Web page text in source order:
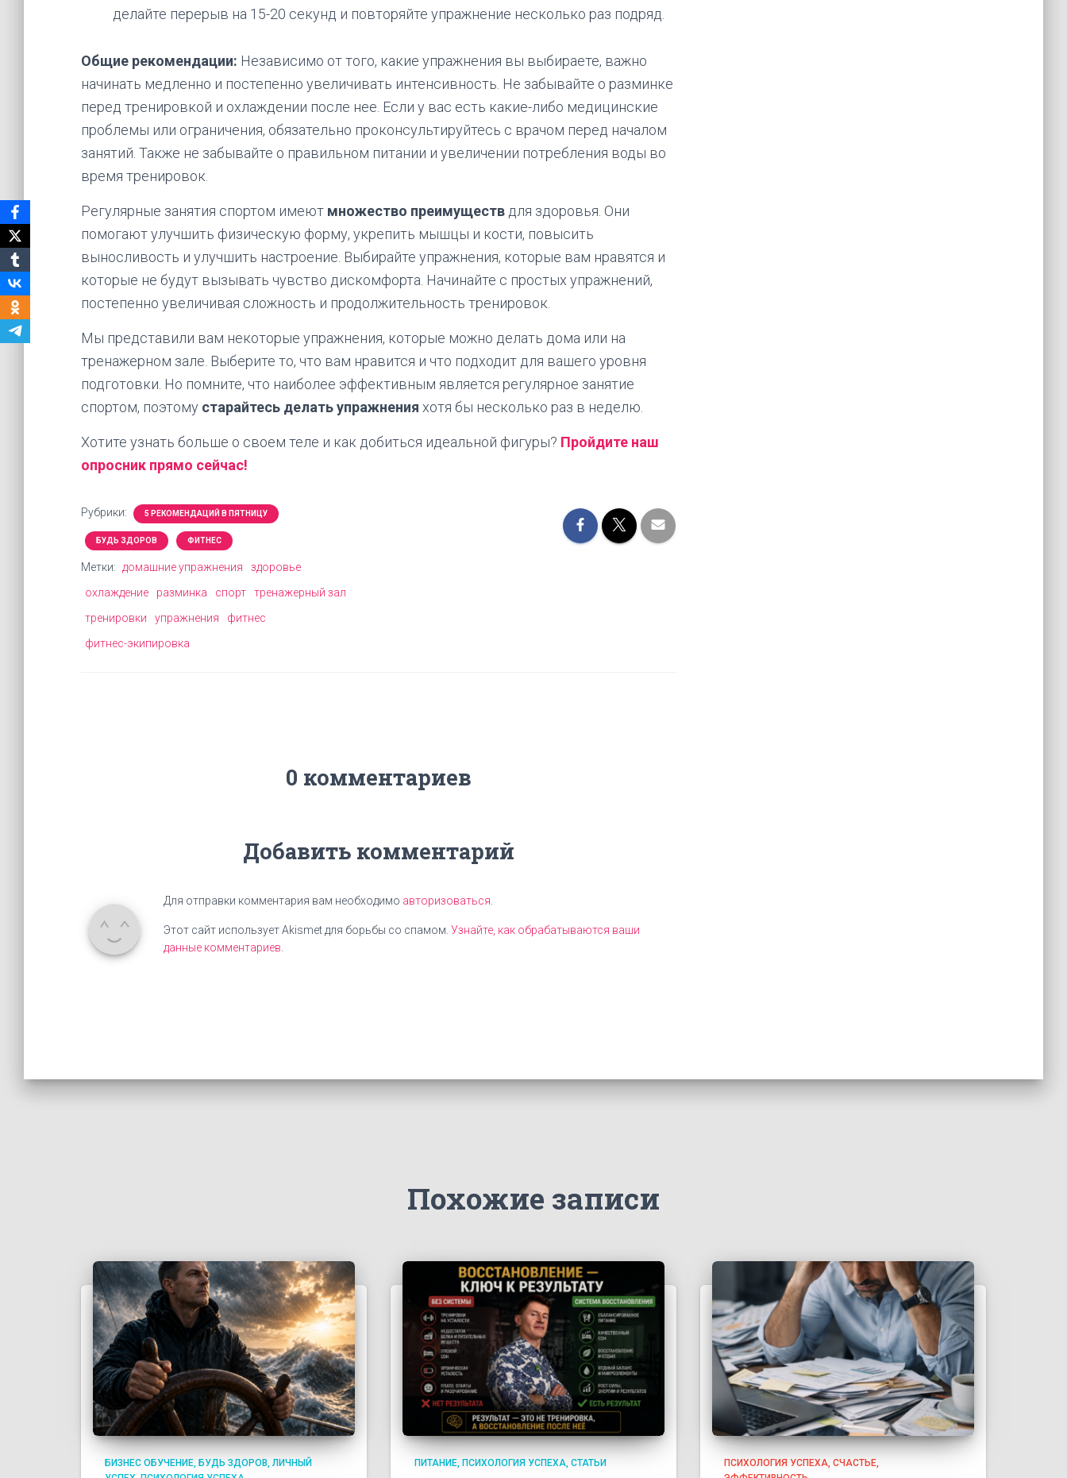
делайте перерыв на 15-20 секунд и повторяйте упражнение несколько раз подряд.
Общие рекомендации: Независимо от того, какие упражнения вы выбираете, важно
начинать медленно и постепенно увеличивать интенсивность. Не забывайте о разминке
перед тренировкой и охлаждении после нее. Если у вас есть какие-либо медицинские
проблемы или ограничения, обязательно проконсультируйтесь с врачом перед началом
занятий. Также не забывайте о правильном питании и увеличении потребления воды во
время тренировок.
Регулярные занятия спортом имеют множество преимуществ для здоровья. Они
помогают улучшить физическую форму, укрепить мышцы и кости, повысить
выносливость и улучшить настроение. Выбирайте упражнения, которые вам нравятся и
которые не будут вызывать чувство дискомфорта. Начинайте с простых упражнений,
постепенно увеличивая сложность и продолжительность тренировок.
Мы представили вам некоторые упражнения, которые можно делать дома или на
тренажерном зале. Выберите то, что вам нравится и что подходит для вашего уровня
подготовки. Но помните, что наиболее эффективным является регулярное занятие
спортом, поэтому старайтесь делать упражнения хотя бы несколько раз в неделю.
Хотите узнать больше о своем теле и как добиться идеальной фигуры? Пройдите наш
опросник прямо сейчас!
Рубрики: 5 РЕКОМЕНДАЦИЙ В ПЯТНИЦУ
БУДЬ ЗДОРОВ ФИТНЕС
Метки: домашние упражнения
здоровье
охлаждение
разминка спорт
тренажерный зал
тренировки
упражнения
фитнес
фитнес-экипировка
0 комментариев
Добавить комментарий
Для отправки комментария вам необходимо авторизоваться
Этот сайт использует Akismet для борьбы со спамом. Узнайте, как обрабатываются ваши
данные комментариев
Похожие записи
БИЗНЕС ОБУЧЕНИЕ БУДЬ ЗДОРОВ ЛИЧНЫЙ
ПИТАНИЕ ПСИХОЛОГИЯ УСПЕХА СТАТЬИ ПСИХОЛОГИЯ УСПЕХА СЧАСТЬЕ